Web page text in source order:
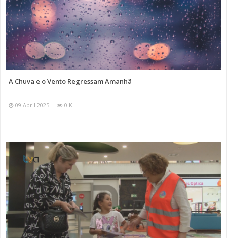
A Chuva e o Vento Regressam Amanhã
09 Abril 2025 0 K